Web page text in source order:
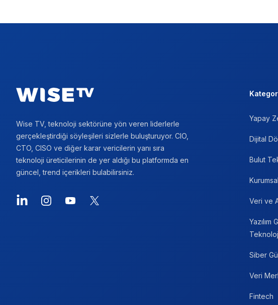
Wise TV, teknoloji sektörüne yön veren liderlerle
gerçekleştirdiği söyleşileri sizlerle buluşturuyor. CIO,
CTO, CISO ve diğer karar vericilerin yanı sıra
teknoloji üreticilerinin de yer aldığı bu platformda en
güncel, trend içerikleri bulabilirsiniz.
LinkedInInstagramYouTube
X
Yapay
Dijital
Bulut
Veri ve
Yazılım
Siber
Veri
Fintech